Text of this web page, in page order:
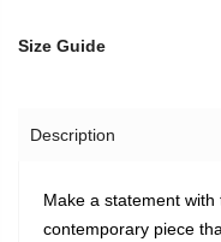
Size Guide
Description
Make a statement
contemporary piece